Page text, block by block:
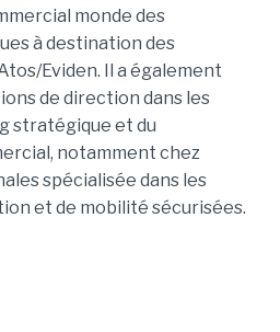
monde des
à destination des
Eviden. Il a également
de direction dans les
stratégique et du
notamment chez
spécialisée dans les
et de mobilité sécurisées.